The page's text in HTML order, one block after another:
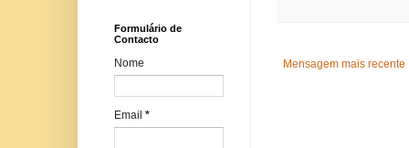
Mensagem mais recente
Formulário de
Contacto
Nome
Email *